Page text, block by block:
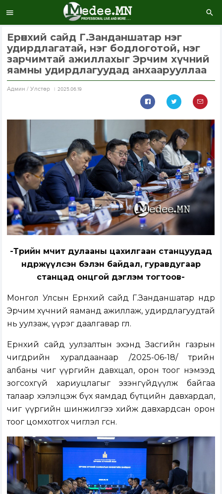
Ерөнхий сайд Г.Занданшатар нэг
удирдлагатай, нэг бодлоготой, нэг
зарчимтай ажиллахыг Эрчим хүчний
яамны удирдлагуудад анхаарууллаа
Aдмин / Улстөр 2025.06.19
-Төрийн өмчит дулааны цахилгаан станцуудад
өндөржүүлсэн бэлэн байдал, гуравдугаар
станцад онцгой дэглэм тогтоов-
Монгол Улсын Ерөнхий сайд Г.Занданшатар өнөөдөр
Эрчим хүчний яаманд ажиллаж, удирдлагуудтай
нь уулзаж, үүрэг даалгавар өглөө.
Ерөнхий сайд уулзалтын эхэнд Засгийн газрын
өчигдрийн хуралдаанаар /2025-06-18/ төрийн
албаны чиг үүргийн давхцал, орон тоог нэмээд
зогсохгүй хариуцлагыг эзэнгүйдүүлж байгаа
талаар хэлэлцэж бүх яамдад бүтцийн давхардал,
чиг үүргийн шинжилгээ хийж давхардсан орон
тоог цомхотгох чиглэл өгсөн.